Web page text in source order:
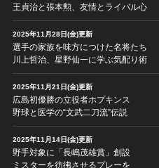
王貞治と張本勲、友情とライバル心
2025年11月28日(金)更新
選手の家族を味方につけた名将たち
川上哲治、星野仙一に学ぶ気配り術
2025年11月21日(金)更新
広島初優勝の立役者ホプキンス
野球と医学の“文武二刀流”伝説
2025年11月14日(金)更新
野手対象に「長嶋茂雄賞」創設
ミスターを彷彿させるプレーを